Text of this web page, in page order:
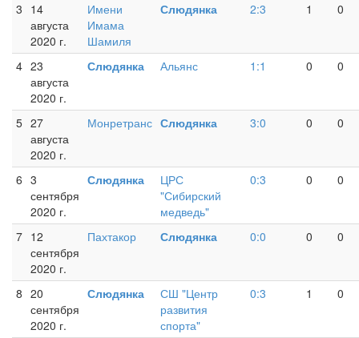
3 14
августа
2020 г.
Имени
Имама
Шамиля
Слюдянка 2:3 1 0
4 23
августа
2020 г.
Слюдянка Альянс 1:1 0 0
5 27
августа
2020 г.
Монретранс Слюдянка 3:0 0 0
6 3
сентября
2020 г.
Слюдянка
ЦРС
"Сибирский
медведь"
0:3 0 0
7 12
сентября
2020 г.
Пахтакор Слюдянка 0:0 0 0
8 20
сентября
2020 г.
Слюдянка
СШ "Центр
развития
спорта"
0:3 1 0